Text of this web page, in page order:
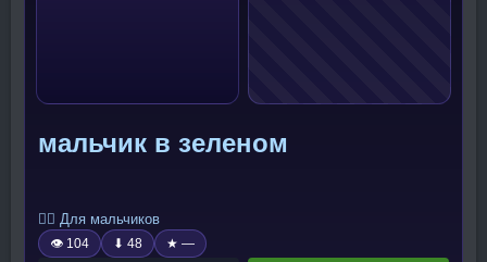
мальчик в зеленом
🧍‍♂️ Для мальчиков
👁 104 ⬇ 48 ★ —